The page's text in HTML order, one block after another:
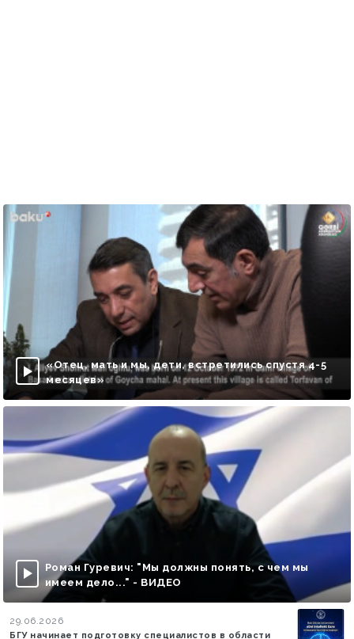
«Отец, мать и мы, дети, встретились спустя 4-5
месяцев»
Роман Гуревич: "Мы должны понять, с чем мы
имеем дело..." - ВИДЕО
29.06.2026
БГУ начинает подготовку специалистов в области